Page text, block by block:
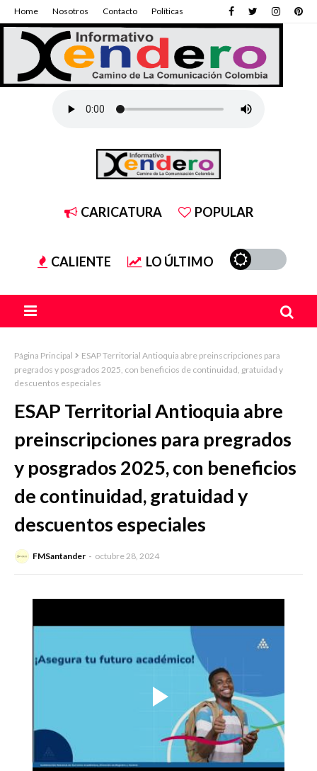
Home Nosotros Contacto Políticas
CARICATURA POPULAR
CALIENTE LO ÚLTIMO
Página Principal
ESAP Territorial Antioquia abre preinscripciones para
pregrados y posgrados 2025, con beneficios de continuidad, gratuidad y
descuentos especiales
ESAP Territorial Antioquia abre
preinscripciones para pregrados
y posgrados 2025, con beneficios
de continuidad, gratuidad y
descuentos especiales
FMSantander octubre 28, 2024